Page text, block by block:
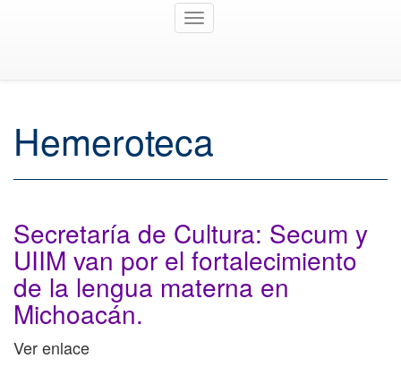
Toggle
Hemeroteca
Secretaría de Cultura: Secum y
UIIM van por el fortalecimiento
de la lengua materna en
Michoacán.
Ver enlace